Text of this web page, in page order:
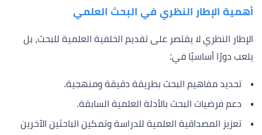
أهمية الإطار النظري في البحث العلمي
الإطار النظري لا يقتصر على تقديم الخلفية العلمية للبحث، بل
يلعب دورًا أساسيًا في:
تحديد مفاهيم البحث بطريقة دقيقة ومنهجية.
دعم فرضيات البحث بالأدلة العلمية السابقة.
تعزيز المصداقية العلمية للدراسة وتمكين الباحثين الآخرين